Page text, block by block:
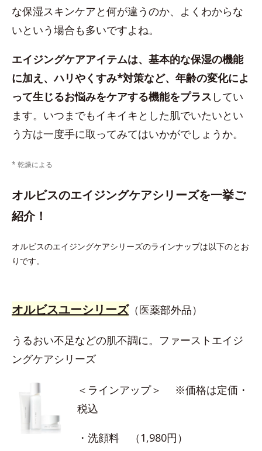
な保湿スキンケアと何が違うのか、よくわからな
いという場合も多いですよね。
エイジングケアアイテムは、基本的な保湿の機能
に加え、ハリやくすみ*対策など、年齢の変化によ
って生じるお悩みをケアする機能をプラス してい
ます。いつまでもイキイキとした肌でいたいとい
う方は一度手に取ってみてはいかがでしょうか。
* 乾燥による
オルビスのエイジングケアシリーズを一挙ご
紹介！
オルビスのエイジングケアシリーズのラインナップは以下のとお
りです。
オルビスユーシリーズ（医薬部外品）
うるおい不足などの肌不調に。ファーストエイジ
ングケアシリーズ
＜ラインアップ＞ ※価格は定価・
税込
・洗顔料 （1,980円）